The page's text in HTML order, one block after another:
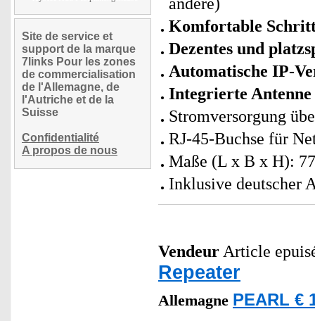
Site de service et
support de la marque
7links Pour les zones
de commercialisation
de l'Allemagne, de
l'Autriche et de la
Suisse
Confidentialité
A propos de nous
Komfortable
Dezentes und
Automatische IP-
Integrierte Antenne
Stromversorgung
RJ-45-Buchse für
Maße (L x B x H):
Inklusive deutscher
Vendeur Article
Repeater
Allemagne PEARL €